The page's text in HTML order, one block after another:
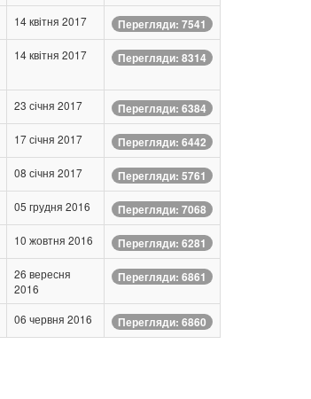
14 квітня 2017 Перегляди: 7541
14 квітня 2017 Перегляди: 8314
23 січня 2017 Перегляди: 6384
17 січня 2017 Перегляди: 6442
08 січня 2017 Перегляди: 5761
05 грудня 2016 Перегляди: 7068
10 жовтня 2016 Перегляди: 6281
26 вересня
2016
Перегляди: 6861
06 червня 2016 Перегляди: 6860